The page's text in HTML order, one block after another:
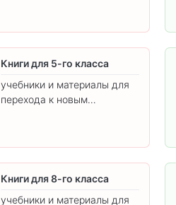
Книги для 5-го класса
учебники и материалы для
перехода к новым
Книги для 8-го класса
учебники и материалы для